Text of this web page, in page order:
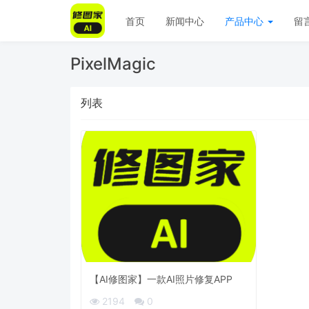
首页 新闻中心 产品中心 留
PixelMagic
列表
【AI修图家】一款AI照片修复APP
2194
0